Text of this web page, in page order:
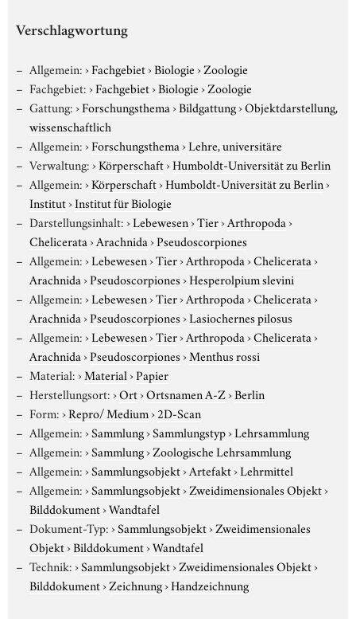
Verschlagwortung
Allgemein:›Fachgebiet›Biologie›Zoologie
Fachgebiet:›Fachgebiet›Biologie›Zoologie
Gattung:›Forschungsthema›Bildgattung›Objektdarstellung,
wissenschaftlich
Allgemein:›Forschungsthema›Lehre, universitäre
Verwaltung:›Körperschaft›Humboldt-Universität zu Berlin
Allgemein:›Körperschaft›Humboldt-Universität zu Berlin›
Institut›Institut für Biologie
Darstellungsinhalt:›Lebewesen›Tier›Arthropoda›
Chelicerata›Arachnida›Pseudoscorpiones
Allgemein:›Lebewesen›Tier›Arthropoda›Chelicerata›
Arachnida›Pseudoscorpiones›Hesperolpium slevini
Allgemein:›Lebewesen›Tier›Arthropoda›Chelicerata›
Arachnida›Pseudoscorpiones›Lasiochernes pilosus
Allgemein:›Lebewesen›Tier›Arthropoda›Chelicerata›
Arachnida›Pseudoscorpiones›Menthus rossi
Material:›Material›Papier
Herstellungsort:›Ort›Ortsnamen A-Z›Berlin
Form:›Repro/ Medium›2D-Scan
Allgemein:›Sammlung›Sammlungstyp›Lehrsammlung
Allgemein:›Sammlung›Zoologische Lehrsammlung
Allgemein:›Sammlungsobjekt›Artefakt›Lehrmittel
Allgemein:›Sammlungsobjekt›Zweidimensionales Objekt›
Bilddokument›Wandtafel
Dokument-Typ:›Sammlungsobjekt›Zweidimensionales
Objekt›Bilddokument›Wandtafel
Technik:›Sammlungsobjekt›Zweidimensionales Objekt›
Bilddokument›Zeichnung›Handzeichnung